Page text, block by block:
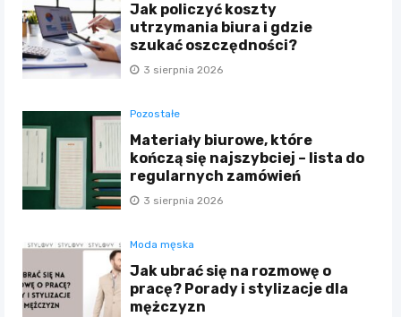
Jak policzyć koszty
utrzymania biura i gdzie
szukać oszczędności?
3 sierpnia 2026
Pozostałe
Materiały biurowe, które
kończą się najszybciej – lista do
regularnych zamówień
3 sierpnia 2026
Moda męska
Jak ubrać się na rozmowę o
pracę? Porady i stylizacje dla
mężczyzn